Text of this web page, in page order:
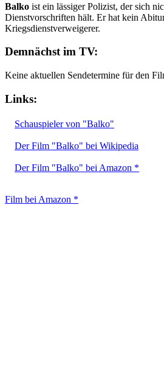
Balko ist ein lässiger Polizist, der sich
Dienstvorschriften hält. Er hat kein
Kriegsdienstverweigerer.
Demnächst im TV:
Keine aktuellen Sendetermine für den
Links:
Schauspieler von "Balko"
Der Film "Balko" bei Wikipedia
Der Film "Balko" bei Amazon *
Film bei Amazon *